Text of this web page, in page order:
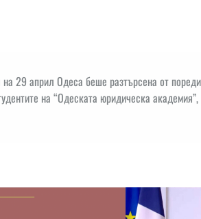
29 април Одеса беше разтърсена от
на “Одеската юридическа